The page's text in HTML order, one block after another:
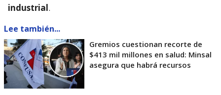
industrial.
Lee también...
Gremios cuestionan recorte de
$413 mil millones en salud: Minsal
asegura que habrá recursos